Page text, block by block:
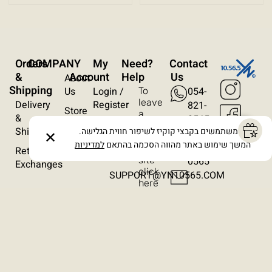
?Need
Help
To
leave
a
message
on
the
site
click
here
Contact
Us
054-
821-
0565
054-
821-
0565​
SUPPORT@YN10565.COM
Orders
&
Shipping
Delivery
&
Shipping
Returns /
Exchanges
My
Account
Login /
Register
Wishlist
Orders
COMPANY
About
Us
Store
Locations
Contact
אנו משתמשים בקבצי קוקיז לשיפור חווית הגלישה.
המשך שימוש באתר מהווה הסכמה בהתאםלמדיניות ✕
סרגל קריאה
הסתרת תמונות